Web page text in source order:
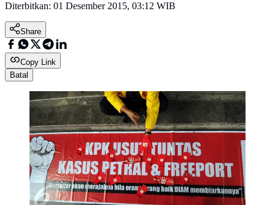
Diterbitkan: 01 Desember 2015, 03:12 WIB
Share
Copy Link
Batal